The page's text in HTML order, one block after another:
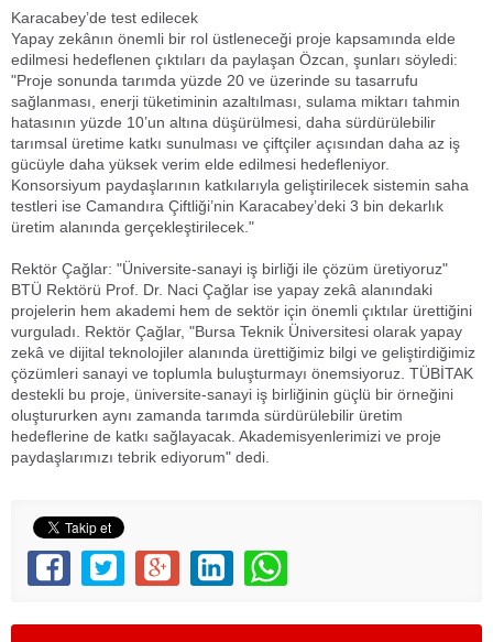
Karacabey’de test edilecek
Yapay zekânın önemli bir rol üstleneceği proje kapsamında elde
edilmesi hedeflenen çıktıları da paylaşan Özcan, şunları söyledi:
"Proje sonunda tarımda yüzde 20 ve üzerinde su tasarrufu
sağlanması, enerji tüketiminin azaltılması, sulama miktarı tahmin
hatasının yüzde 10’un altına düşürülmesi, daha sürdürülebilir
tarımsal üretime katkı sunulması ve çiftçiler açısından daha az iş
gücüyle daha yüksek verim elde edilmesi hedefleniyor.
Konsorsiyum paydaşlarının katkılarıyla geliştirilecek sistemin saha
testleri ise Camandıra Çiftliği’nin Karacabey’deki 3 bin dekarlık
üretim alanında gerçekleştirilecek."
Rektör Çağlar: "Üniversite-sanayi iş birliği ile çözüm üretiyoruz"
BTÜ Rektörü Prof. Dr. Naci Çağlar ise yapay zekâ alanındaki
projelerin hem akademi hem de sektör için önemli çıktılar ürettiğini
vurguladı. Rektör Çağlar, "Bursa Teknik Üniversitesi olarak yapay
zekâ ve dijital teknolojiler alanında ürettiğimiz bilgi ve geliştirdiğimiz
çözümleri sanayi ve toplumla buluşturmayı önemsiyoruz. TÜBİTAK
destekli bu proje, üniversite-sanayi iş birliğinin güçlü bir örneğini
oluştururken aynı zamanda tarımda sürdürülebilir üretim
hedeflerine de katkı sağlayacak. Akademisyenlerimizi ve proje
paydaşlarımızı tebrik ediyorum" dedi.